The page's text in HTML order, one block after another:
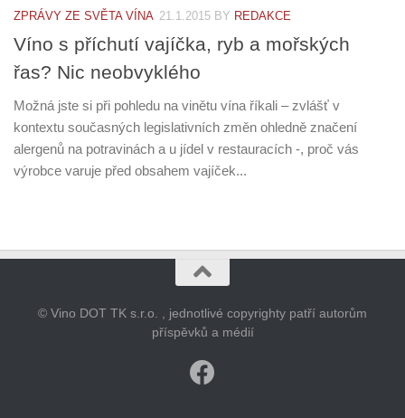
ZPRÁVY ZE SVĚTA VÍNA 21.1.2015 BY REDAKCE
Víno s příchutí vajíčka, ryb a mořských
řas? Nic neobvyklého
Možná jste si při pohledu na vinětu vína říkali – zvlášť v
kontextu současných legislativních změn ohledně značení
alergenů na potravinách a u jídel v restauracích -, proč vás
výrobce varuje před obsahem vajíček...
© Vino DOT TK s.r.o. , jednotlivé copyrighty patří autorům
příspěvků a médií